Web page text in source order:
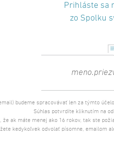
Prihláste sa
zo Spolku
budeme spracovávať len za týmto
Súhlas potvrdíte kliknutím na
ak máte menej ako 16 rokov, tak ste
kedykoľvek odvolať písomne, emailom